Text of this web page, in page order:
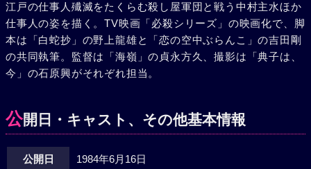
は、連続する仕事人殺しの裏には関八州で取締に追われた殺
し屋団・庄兵衛一味がいると告げた。おりくは庄兵衛と会っ
た。かつておりくはこの男を仕込み、仲間としたが、その残
虐さゆえに見捨てたのだった。政とその妻およねを加えた一
同は助っ人を探し始めた。秀は朝之助を仲間に誘うが断わら
た。庄兵衛が主水をスカウトしようとしたのだ。主水はお葉
に庄兵衛と会う日取りを決めさせた。鎖筒の時次郎、胆臓潰
亡と結局、みんな散るしかないとおりくが言いだした。自分
江戸の仕事人殱滅をたくらむ殺し屋軍団と戦う中村主水ほか
仕事人の姿を描く。TV映画「必殺シリーズ」の映画化で、脚
本は「白蛇抄」の野上龍雄と「恋の空中ぶらんこ」の吉田剛
の共同執筆。監督は「海嶺」の貞永方久、撮影は「典子は、
今」の石原興がそれぞれ担当。
公開日・キャスト、その他基本情報
公開日 1984年6月16日